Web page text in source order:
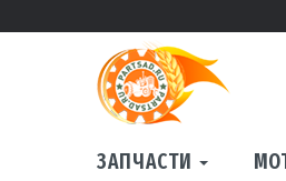
ЗАПЧАСТИ